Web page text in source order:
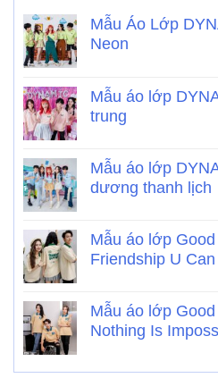
Mẫu Áo Lớp
Neon
Mẫu áo lớp
trung
Mẫu áo lớp
dương thanh lịch
Mẫu áo lớp
Friendship U
Mẫu áo lớp
Nothing Is